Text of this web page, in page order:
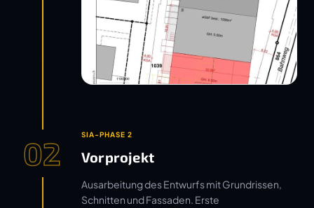
02 SIA-PHASE 2
Vorprojekt
Ausarbeitung des Entwurfs mit Grundrissen,
Schnitten und Fassaden. Erste